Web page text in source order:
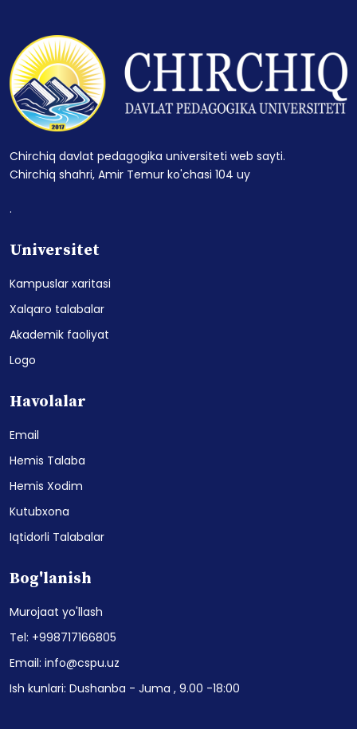
Chirchiq davlat pedagogika universiteti web sayti.
Chirchiq shahri, Amir Temur ko'chasi 104 uy
.
Universitet
Kampuslar xaritasi
Xalqaro talabalar
Akademik faoliyat
Logo
Havolalar
Email
Hemis Talaba
Hemis Xodim
Kutubxona
Iqtidorli Talabalar
Bog'lanish
Murojaat yo'llash
Tel: +998717166805
Email: info@cspu.uz
Ish kunlari: Dushanba - Juma , 9.00 -18:00